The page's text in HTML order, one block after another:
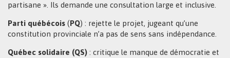
partisane ». Ils demande une consultation large et inclusive.
Parti québécois (PQ) : rejette le projet, jugeant qu’une
constitution provinciale n’a pas de sens sans indépendance.
Québec solidaire (QS) : critique le manque de démocratie et